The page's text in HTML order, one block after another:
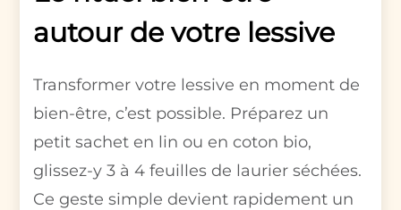
autour de votre lessive
Transformer votre lessive en moment de
bien-être, c’est possible. Préparez un
petit sachet en lin ou en coton bio,
glissez-y 3 à 4 feuilles de laurier séchées.
Ce geste simple devient rapidement un